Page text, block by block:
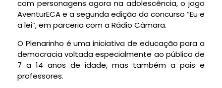
com personagens agora na adolescência, o jogo
AventurECA e a segunda edição do concurso “Eu e
a lei”, em parceria com a Rádio Câmara.
O Plenarinho é uma iniciativa de educação para a
democracia voltada especialmente ao público de
7 a 14 anos de idade, mas também a pais e
professores.